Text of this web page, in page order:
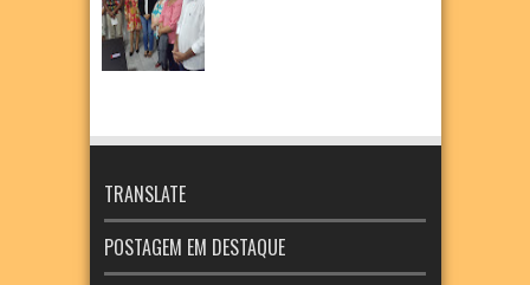
TRANSLATE
POSTAGEM EM DESTAQUE